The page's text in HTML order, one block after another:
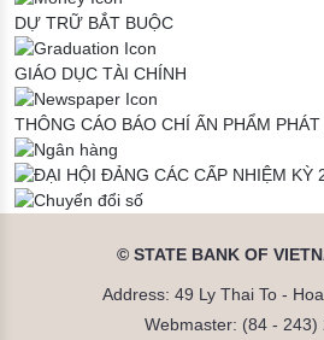
DỰ TRỮ BẮT BUỘC
GIÁO DỤC TÀI CHÍNH
THÔNG CÁO BÁO CHÍ ẤN PHẨM PHÁT
© STATE BANK OF
Address: 49 Ly Thai To -
Webmaster: (84 - 243)